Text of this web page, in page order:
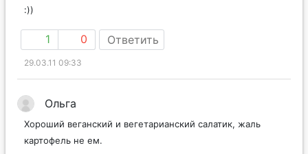
:))
1 0 Ответить
29.03.11 09:33
Ольга
Хороший веганский и вегетарианский салатик, жаль
картофель не ем.